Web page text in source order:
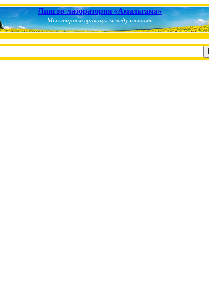
Лингво-лаборатория «Амальгама»
Мы стираем границы между языками